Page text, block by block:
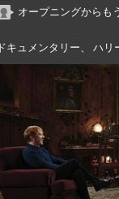
オープニングからも
ドキュメンタリー、 ハリ